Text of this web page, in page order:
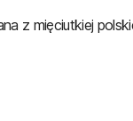
z mięciutkiej